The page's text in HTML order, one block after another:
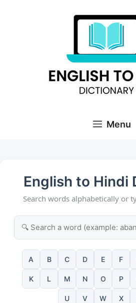
Menu
English to Hindi
Search words alphabetically or
A B C D E F
K L M N O P
U V W X